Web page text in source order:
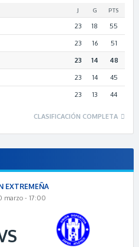
J G PTS
23 18 55
23 16 51
23 14 48
23 14 45
23 13 44
CLASIFICACIÓN COMPLETA
EXTREMEÑA
marzo - 17:00